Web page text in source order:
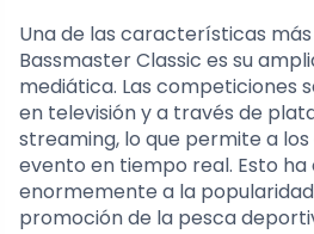
Una de las características
Bassmaster Classic es su
mediática. Las competiciones
en televisión y a través de
streaming, lo que permite a
evento en tiempo real. Esto
enormemente a la
promoción de la pesca